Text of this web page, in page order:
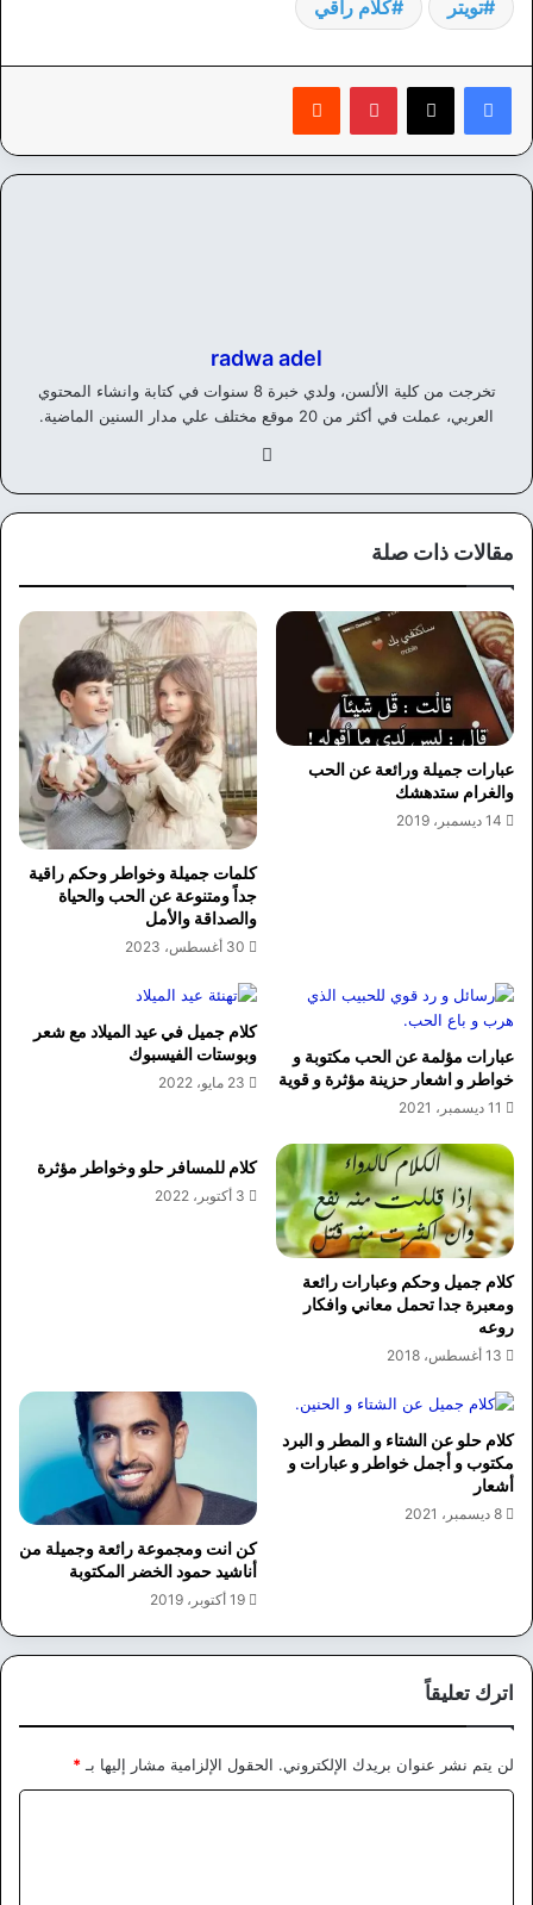
تويتر كلام راقي
بينتيريست
radwa adel
تخرجت من كلية الألسن، ولدي خبرة 8 سنوات في كتابة وانشاء المحتوي
العربي، عملت في أكثر من 20 موقع مختلف علي مدار السنين الماضية.
وك
مقالات ذات صلة
عبارات جميلة ورائعة عن الحب
والغرام ستدهشك
14 ديسمبر، 2019
كلمات جميلة وخواطر وحكم راقية
جداً ومتنوعة عن الحب والحياة
والصداقة والأمل
30 أغسطس، 2023
عبارات مؤلمة عن الحب مكتوبة و
خواطر و اشعار حزينة مؤثرة و قوية
11 ديسمبر، 2021
كلام جميل في عيد الميلاد مع شعر
وبوستات الفيسبوك
23 مايو، 2022
كلام جميل وحكم وعبارات رائعة
ومعبرة جدا تحمل معاني وافكار
روعه
13 أغسطس، 2018
كلام للمسافر حلو وخواطر مؤثرة
3 أكتوبر، 2022
كلام حلو عن الشتاء و المطر و البرد
مكتوب و أجمل خواطر و عبارات و
أشعار
8 ديسمبر، 2021
كن انت ومجموعة رائعة وجميلة من
أناشيد حمود الخضر المكتوبة
19 أكتوبر، 2019
اترك تعليقاً
لن يتم نشر عنوان بريدك الإلكتروني. الحقول الإلزامية مشار إليها بـ*